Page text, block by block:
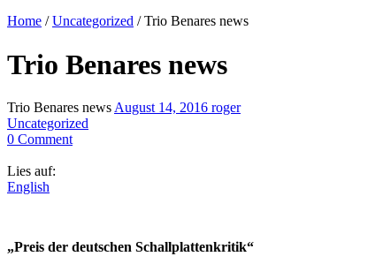
Home /Uncategorized /Trio Benares news
Trio Benares news
Trio Benares news August 14, 2016 roger
Uncategorized
0 Comment
Lies auf:
English
„Preis der deutschen Schallplattenkritik“